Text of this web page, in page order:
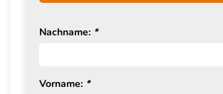
Nachname: *
Vorname: *